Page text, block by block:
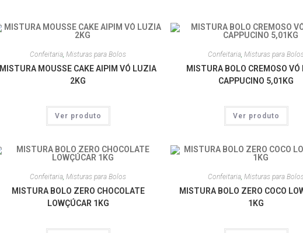
Confeitaria, Misturas para Bolos
MISTURA MOUSSE CAKE AIPIM VÓ LUZIA
2KG
Ver produto
Confeitaria, Misturas para
MISTURA BOLO CREMOSO
CAPPUCINO 5,01KG
Ver produto
Confeitaria Misturas para Bolos
MISTURA BOLO ZERO CHOCOLATE
LOWÇÚCAR 1KG
Confeitaria Misturas para
MISTURA BOLO ZERO COCO
1KG